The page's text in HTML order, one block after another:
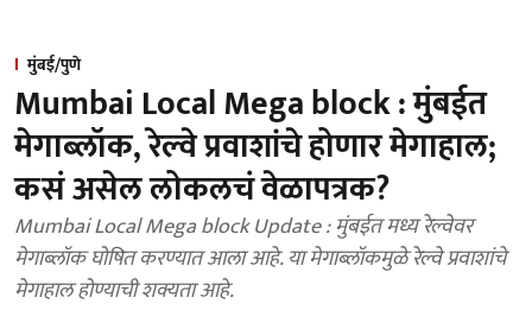
मुंबई/पुणे
Mumbai Local Mega block : मुंबईत
मेगाब्लॉक, रेल्वे प्रवाशांचे होणार मेगाहाल;
कसं असेल लोकलचं वेळापत्रक?
Mumbai Local Mega block Update : मुंबईत मध्य रेल्वेवर
मेगाब्लॉक घोषित करण्यात आला आहे. या मेगाब्लॉकमुळे रेल्वे प्रवाशांचे
मेगाहाल होण्याची शक्यता आहे.